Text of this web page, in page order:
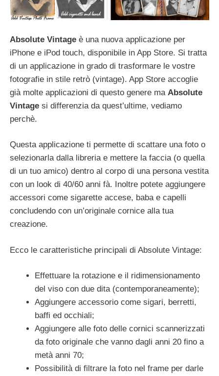
Absolute Vintage è una nuova applicazione per
iPhone e iPod touch, disponibile in App Store. Si tratta
di un applicazione in grado di trasformare le vostre
fotografie in stile retrò (vintage). App Store accoglie
già molte applicazioni di questo genere ma Absolute
Vintage si differenzia da quest’ultime, vediamo
perchè.
Questa applicazione ti permette di scattare una foto o
selezionarla dalla libreria e mettere la faccia (o quella
di un tuo amico) dentro al corpo di una persona vestita
con un look di 40/60 anni fà. Inoltre potete aggiungere
accessori come sigarette accese, baba e capelli
concludendo con un’originale cornice alla tua
creazione.
Ecco le caratteristiche principali di Absolute Vintage:
Effettuare la rotazione e il ridimensionamento
del viso con due dita (contemporaneamente);
Aggiungere accessorio come sigari, berretti,
baffi ed occhiali;
Aggiungere alle foto delle cornici scannerizzati
da foto originale che vanno dagli anni 20 fino a
metà anni 70;
Possibilità di filtrare la foto nel frame per darle